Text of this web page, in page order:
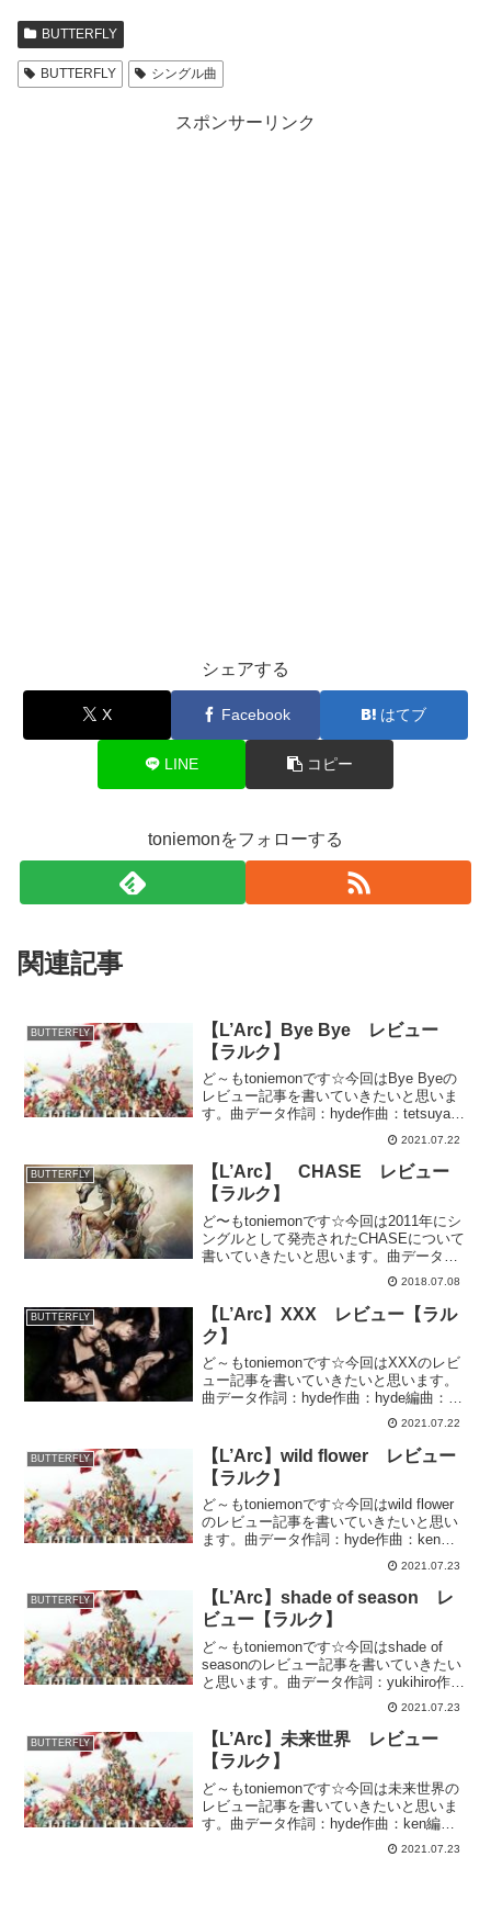
BUTTERFLY
BUTTERFLY シングル曲
スポンサーリンク
シェアする
X Facebook はてブ
LINE コピー
toniemonをフォローする
関連記事
BUTTERFLY
【L’Arc】Bye Bye レビュー
【ラルク】
ど～もtoniemonです☆今回はBye Byeの
レビュー記事を書いていきたいと思いま
す。曲データ作詞：hyde作曲：tetsuya編
曲： L'Arc〜en〜Ciel & Hajime Okano収
録アルバム：BUTTERFLY再生時間：3...
2021.07.22
BUTTERFLY
【L’Arc】 CHASE レビュー
【ラルク】
ど〜もtoniemonです☆今回は2011年にシ
ングルとして発売されたCHASEについて
書いていきたいと思います。曲データ作
詞:hyde 作曲:ken/hyde 編曲:L'Arc〜
en〜Ciel & Hajime Okano収録アルバム：
B...
2018.07.08
BUTTERFLY
【L’Arc】XXX レビュー【ラル
ク】
ど～もtoniemonです☆今回はXXXのレビ
ュー記事を書いていきたいと思います。
曲データ作詞：hyde作曲：hyde編曲：
L'Arc〜en〜Ciel & Hajime Okano収録アル
バム：BUTTERFLY再生時間：4分6秒レ
ビュー...
2021.07.22
BUTTERFLY
【L’Arc】wild flower レビュー
【ラルク】
ど～もtoniemonです☆今回はwild flower
のレビュー記事を書いていきたいと思い
ます。曲データ作詞：hyde作曲：ken編
曲： L'Arc〜en〜Ciel収録アルバム：
BUTTERFLY再生時間：5分23秒レビュー
はかなさも感じ...
2021.07.23
BUTTERFLY
【L’Arc】shade of season レ
ビュー【ラルク】
ど～もtoniemonです☆今回はshade of
seasonのレビュー記事を書いていきたい
と思います。曲データ作詞：yukihiro作
曲：yukihiro編曲： L'Arc〜en〜Ciel収録
アルバム：BUTTERFLY再生時間：4分
1...
2021.07.23
BUTTERFLY
【L’Arc】未来世界 レビュー
【ラルク】
ど～もtoniemonです☆今回は未来世界の
レビュー記事を書いていきたいと思いま
す。曲データ作詞：hyde作曲：ken編
曲： L'Arc〜en〜Ciel収録アルバム：
BUTTERFLY再生時間：3分19秒レビュー
2021.07.23